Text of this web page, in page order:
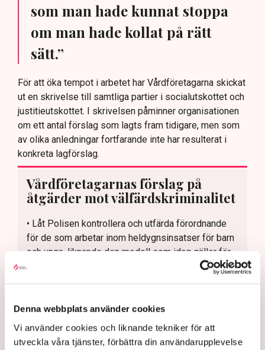
Denna webbplats använder cookies
Vi använder cookies och liknande tekniker för att
utveckla våra tjänster, förbättra din användarupplevelse
som man hade kunnat stoppa
om man hade kollat på rätt
sätt.”
För att öka tempot i arbetet har Vårdföretagarna skickat
ut en skrivelse till samtliga partier i socialutskottet och
justitieutskottet. I skrivelsen påminner organisationen
om ett antal förslag som lagts fram tidigare, men som
av olika anledningar fortfarande inte har resulterat i
konkreta lagförslag.
Vårdföretagarnas förslag på
åtgärder mot välfärdskriminalitet
• Låt Polisen kontrollera och utfärda förordnande
för de som arbetar inom heldygnsinsatser för barn
och unga, liknande den modell som idag gäller för
ordningsvakter
• Låt Polisen granska och ackreditera personer
heldygnsinsatser, som konsulentstödda
familjehem, för barn och unga
• Uppdra till IVO att regelbundet genomföra